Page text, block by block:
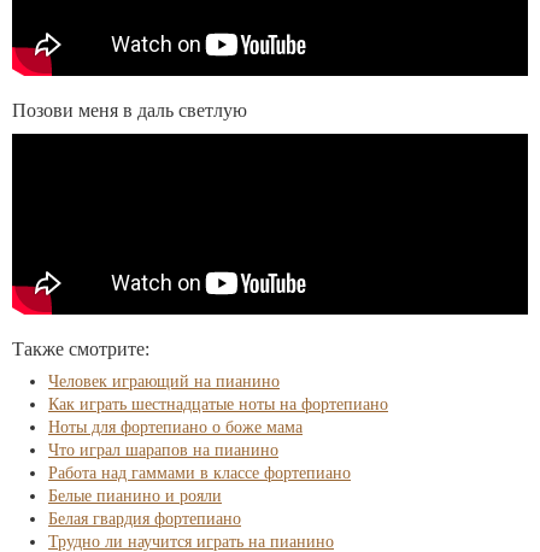
Позови меня в даль светлую
Также смотрите:
Человек играющий на пианино
Как играть шестнадцатые ноты на фортепиано
Ноты для фортепиано о боже мама
Что играл шарапов на пианино
Работа над гаммами в классе фортепиано
Белые пианино и рояли
Белая гвардия фортепиано
Трудно ли научится играть на пианино